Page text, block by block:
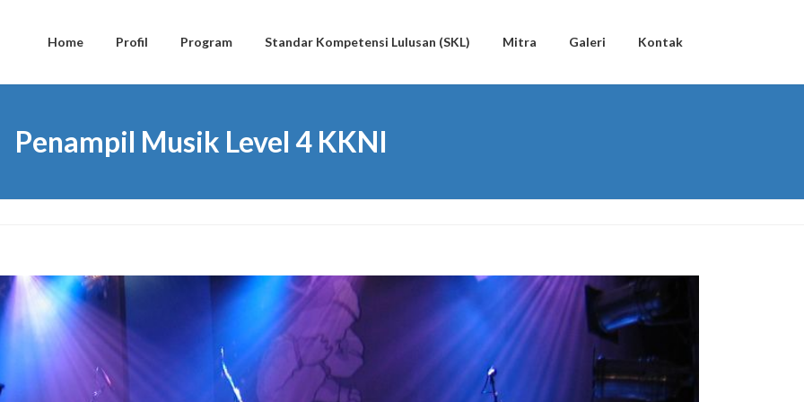
Home Profil Program Standar Kompetensi Lulusan (SKL) Mitra Galeri Kontak
Penampil Musik Level 4 KKNI